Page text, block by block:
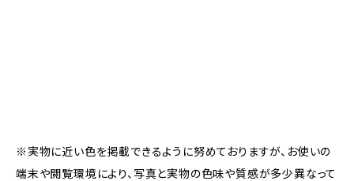
※実物に近い色を掲載できるように努めておりますが、お使いの
端末や閲覧環境により、写真と実物の色味や質感が多少異なって